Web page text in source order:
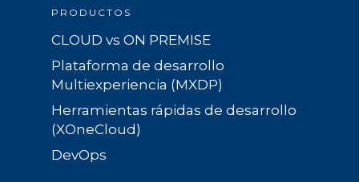
PRODUCTOS
CLOUD vs ON PREMISE
Plataforma de desarrollo
Multiexperiencia (MXDP)
Herramientas rápidas de desarrollo
(XOneCloud)
DevOps